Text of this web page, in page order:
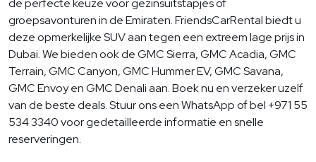
groepsavonturen in de Emiraten. FriendsCarRental biedt u
deze opmerkelijke SUV aan tegen een extreem lage prijs in
Dubai. We bieden ook de GMC Sierra, GMC Acadia, GMC
Terrain, GMC Canyon, GMC Hummer EV, GMC Savana,
GMC Envoy en GMC Denali aan. Boek nu en verzeker uzelf
van de beste deals. Stuur ons een WhatsApp of bel +971 55
534 3340 voor gedetailleerde informatie en snelle
reserveringen.